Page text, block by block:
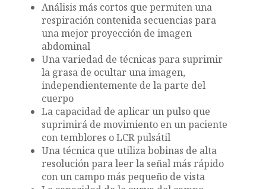
Análisis más cortos que permiten una
respiración contenida secuencias para
una mejor proyección de imagen
abdominal
Una variedad de técnicas para suprimir
la grasa de ocultar una imagen,
independientemente de la parte del
cuerpo
La capacidad de aplicar un pulso que
suprimirá de movimiento en un paciente
con temblores o LCR pulsátil
Una técnica que utiliza bobinas de alta
resolución para leer la señal más rápido
con un campo más pequeño de vista